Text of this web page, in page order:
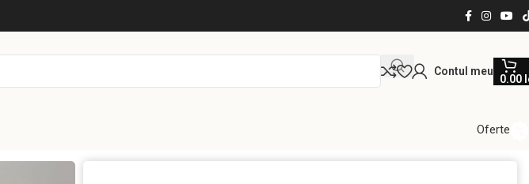
Contul meu
0.00
Oferte